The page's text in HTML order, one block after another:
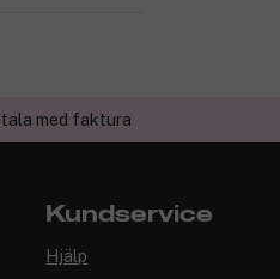
med faktura
Kundservice
Hjälp